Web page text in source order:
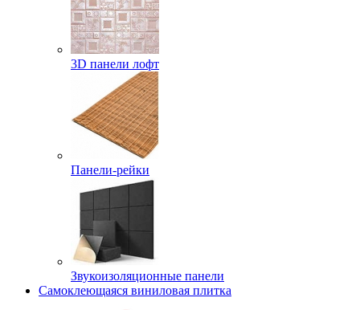
3D панели лофт
Панели-рейки
Звукоизоляционные панели
Самоклеющаяся виниловая плитка